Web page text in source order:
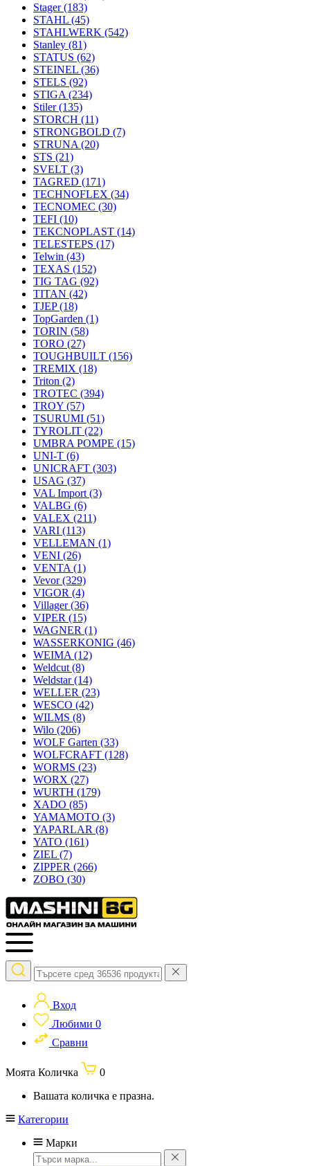
Stager(183)
STAHL (45)
STAHLWERK (542)
Stanley (81)
STATUS (62)
STEINEL (36)
STELS (92)
STIGA (234)
Stiler(135)
STORCH (11)
STRONGBOLD (7)
STRUNA (20)
STS (21)
SVELT (3)
TAGRED (171)
TECHNOFLEX (34)
TECNOMEC (30)
TEFI (10)
TEKCNOPLAST (14)
TELESTEPS (17)
Telwin (43)
TEXAS (152)
TIG TAG (92)
TITAN (42)
TJEP(18)
TopGarden (1)
TORIN (58)
TORO (27)
TOUGHBUILT (156)
TREMIX (18)
Triton (2)
TROTEC (394)
TROY (57)
TSURUMI (51)
TYROLIT (22)
UMBRA POMPE (15)
UNI-T (6)
UNICRAFT (303)
USAG (37)
VAL Import (3)
VALBG (6)
VALEX (211)
VARI (113)
VELLEMAN (1)
VENI (26)
VENTA (1)
Vevor(329)
VIGOR (4)
Villager(36)
VIPER (15)
WAGNER (1)
WASSERKONIG (46)
WEIMA (12)
Weldcut (8)
Weldstar(14)
WELLER (23)
WESCO (42)
WILMS (8)
Wilo (206)
WOLF Garten (33)
WOLFCRAFT (128)
WORMS (23)
WORX (27)
WURTH (179)
XADO (85)
YAMAMOTO (3)
YAPARLAR (8)
YATO (161)
ZIEL (7)
ZIPPER (266)
ZOBO (30)
Вход
Любими 0
Сравни
Моята Количка
0
Вашата количка е празна.
Категории
Марки